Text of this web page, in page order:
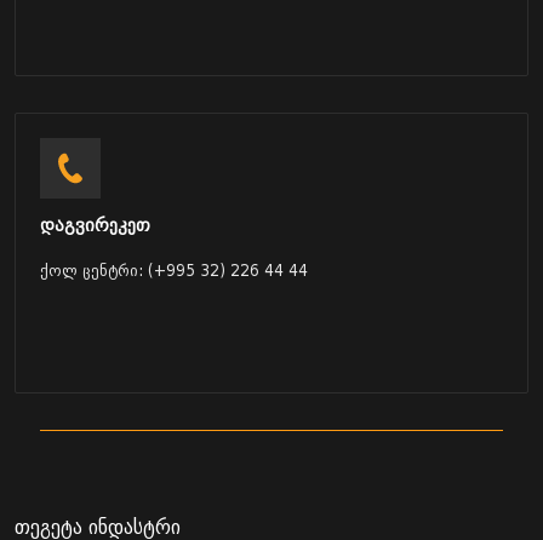
დაგვირეკეთ
ქოლ ცენტრი: (+995 32) 226 44 44
თეგეტა ინდასტრი